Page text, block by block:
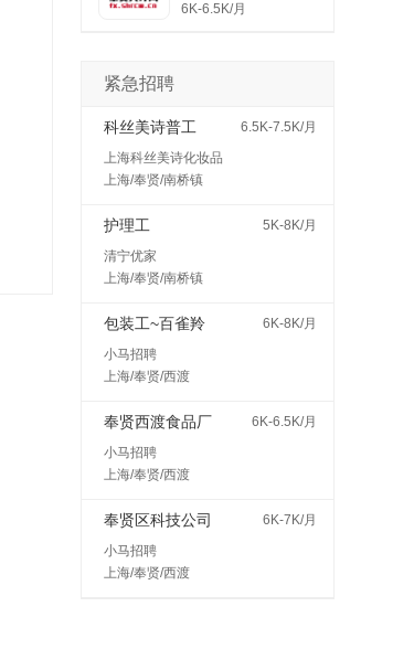
6K-6.5K/月
紧急招聘
科丝美诗普工
6.5K-7.5K/月
上海科丝美诗化妆品
上海/奉贤/南桥镇
护理工
5K-8K/月
清宁优家
上海/奉贤/南桥镇
包装工~百雀羚
6K-8K/月
小马招聘
上海/奉贤/西渡
奉贤西渡食品厂
6K-6.5K/月
小马招聘
上海/奉贤/西渡
奉贤区科技公司
6K-7K/月
小马招聘
上海/奉贤/西渡